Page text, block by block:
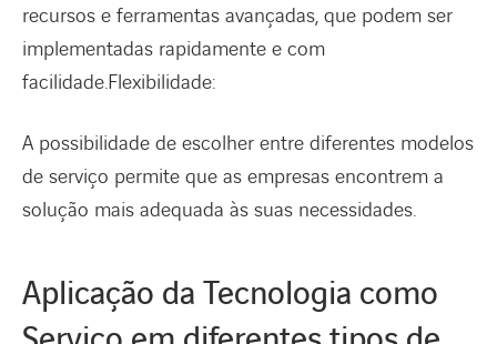
recursos e ferramentas avançadas, que podem ser
implementadas rapidamente e com
facilidade.Flexibilidade:
A possibilidade de escolher entre diferentes modelos
de serviço permite que as empresas encontrem a
solução mais adequada às suas necessidades.
Aplicação da Tecnologia como